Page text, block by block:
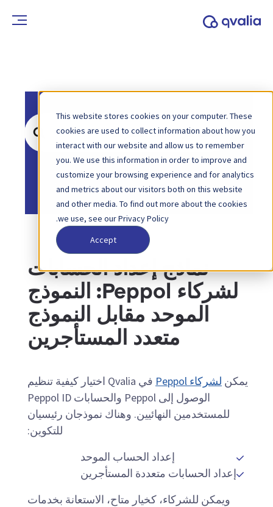
This website stores cookies on your computer. These
cookies are used to collect information about how you
interact with our website and allow us to remember
you. We use this information in order to improve and
customize your browsing experience and for analytics
and metrics about our visitors both on this website
and other media. To find out more about the cookies
we use, see our Privacy Policy.
Accept
ابحث
عن
الصفحة الرئيسية
قاعدة المعرفة
الشركاء
نماذج إعداد الحسابات
لشركاء Peppol: النموذج
الموحد مقابل النموذج
متعدد المستأجرين
يمكن لشركاء Peppol
في Qvalia اختيار كيفية تنظيم
الوصول إلى Peppol والحسابات Peppol ID
للمستخدمين النهائيين. وهناك نموذجان رئيسيان
للتكوين:
إعداد الحساب الموحد
إعداد الحسابات متعددة المستأجرين
ويمكن للشركاء، كخيار متاح، الاستعانة بخدمات